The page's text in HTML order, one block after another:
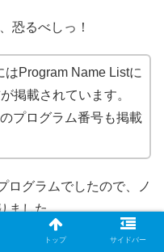
恐るべしっ！
Program Name Listに
掲載されています。
プログラム番号も掲載
ログラムでしたので、ノ
ました。
ザーに興味を持っていた
トップ サイドバー